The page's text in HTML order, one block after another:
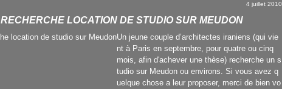
4 juillet 2010
RECHERCHE LOCATION DE STUDIO SUR MEUDON
Un jeune couple d’architectes iraniens (qui vie
nt à Paris en septembre, pour quatre ou cinq
mois, afin d'achever une thèse) recherche un s
tudio sur Meudon ou environs. Si vous avez q
uelque chose a leur proposer, merci de bien vo